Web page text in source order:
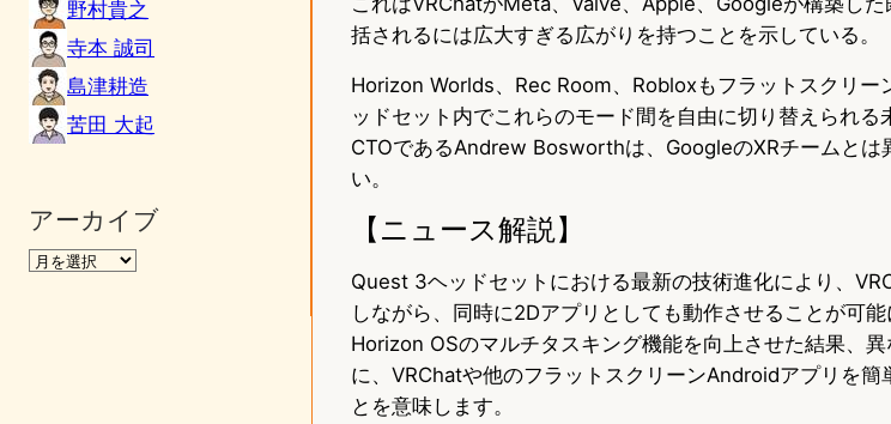
野村貴之
寺本 誠司
島津耕造
苦田 大起
アーカイブ
括されるには広大すぎる広がりを持つことを示している。
Horizon Worlds、Rec Room、Robloxもフラットスクリー
ッドセット内でこれらのモード間を自由に切り替えられ
CTOであるAndrew Bosworthは、GoogleのXRチームとは
い。
【ニュース解説】
Quest 3ヘッドセットにおける最新の技術進化により、
しながら、同時に2Dアプリとしても動作させることが可
Horizon OSのマルチタスキング機能を向上させた結果、
に、VRChatや他のフラットスクリーンAndroidアプリを簡
とを意味します。